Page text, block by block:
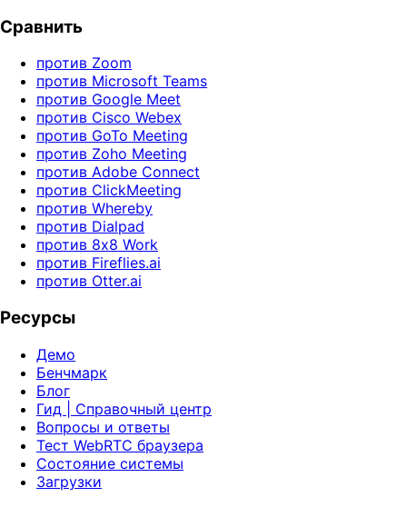
Сравнить
против Zoom
против Microsoft Teams
против Google Meet
против Cisco Webex
против GoTo Meeting
против Zoho Meeting
против Adobe Connect
против ClickMeeting
против Whereby
против Dialpad
против 8x8 Work
против Fireflies.ai
против Otter.ai
Ресурсы
Демо
Бенчмарк
Блог
Гид | Справочный центр
Вопросы и ответы
Тест WebRTC браузера
Состояние системы
Загрузки